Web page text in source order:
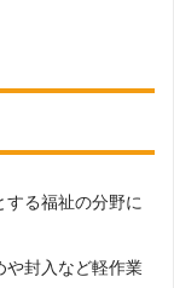
る福祉の分野に
や封入など軽作業